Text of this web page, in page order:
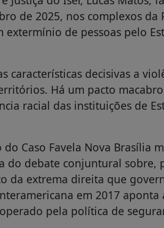
de 2025, nos complexos da
de pessoas pelo
características decisivas a
Há um pacto
racial das instituições de
Caso Favela Nova Brasília
do debate conjuntural sobre,
extrema direita que
em 2017
pela política de